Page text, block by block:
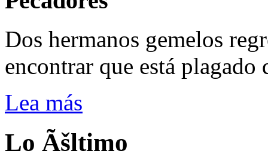
Dos hermanos gemelos
encontrar que está
Lea más
Lo Ãšltimo